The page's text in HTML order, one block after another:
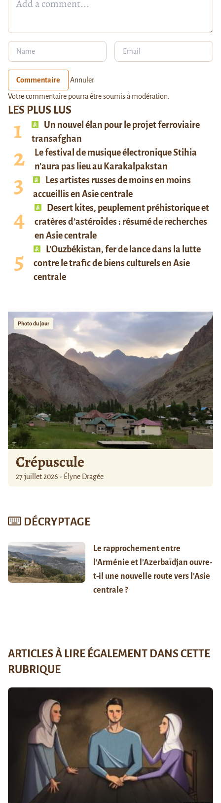
LES PLUS LUS
Un nouvel élan pour le projet ferroviaire
transafghan
Le festival de musique électronique Stihia
n’aura pas lieu au Karakalpakstan
Les artistes russes de moins en moins
accueillis en Asie centrale
Desert kites, peuplement préhistorique et
cratères d’astéroïdes : résumé de recherches
en Asie centrale
L’Ouzbékistan, fer de lance dans la lutte
contre le trafic de biens culturels en Asie
centrale
Photo du jour
Crépuscule
27 juillet 2026 - Élyne Dragée
DÉCRYPTAGE
Le rapprochement entre
l’Arménie et l’Azerbaïdjan ouvre-
t-il une nouvelle route vers l’Asie
centrale ?
Commentaire Annuler
Votre commentaire pourra être soumis à modération.
ARTICLES À LIRE ÉGALEMENT DANS CETTE
RUBRIQUE